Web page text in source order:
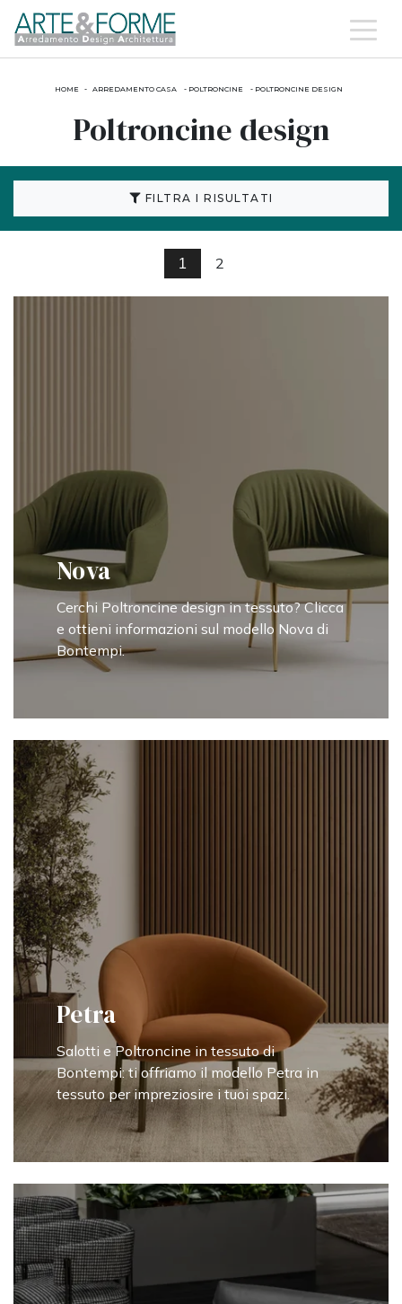
HOME - ARREDAMENTO CASA - POLTRONCINE - POLTRONCINE DESIGN
Poltroncine design
FILTRA I RISULTATI
1 2
Nova
Cerchi Poltroncine design in tessuto? Clicca
e ottieni informazioni sul modello Nova di
Bontempi.
Petra
Salotti e Poltroncine in tessuto di
Bontempi: ti offriamo il modello Petra in
tessuto per impreziosire i tuoi spazi.